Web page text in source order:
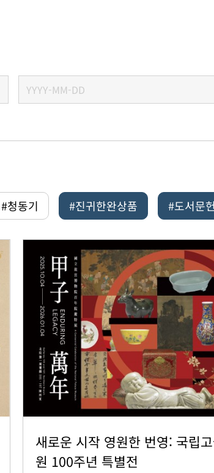
#청동기 #진귀한완상품 #도서문헌
새로운 시작 영원한 번영: 국립
원 100주년 특별전